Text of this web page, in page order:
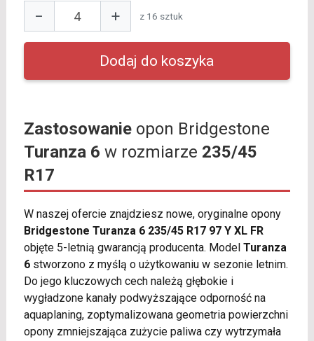
− + z 16 sztuk
Zastosowanieopon Bridgestone
Turanza 6 w rozmiarze 235/45
R17
W naszej ofercie znajdziesz nowe, oryginalne opony
Bridgestone Turanza 6 235/45 R17 97 Y XL FR
objęte 5-letnią gwarancją producenta. Model Turanza
6stworzono z myślą o użytkowaniu w sezonie letnim.
Do jego kluczowych cech należą głębokie i
wygładzone kanały podwyższające odporność na
aquaplaning, zoptymalizowana geometria powierzchni
opony zmniejszająca zużycie paliwa czy wytrzymała